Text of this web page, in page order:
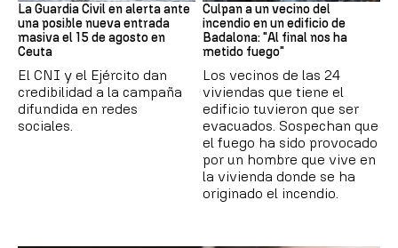
La Guardia Civil en alerta ante
una posible nueva entrada
masiva el 15 de agosto en
Ceuta
El CNI y el Ejército dan
credibilidad a la campaña
difundida en redes
sociales.
Culpan a un vecino del
incendio en un edificio de
Badalona: "Al final nos ha
metido fuego"
Los vecinos de las 24
viviendas que tiene el
edificio tuvieron que ser
evacuados. Sospechan que
el fuego ha sido provocado
por un hombre que vive en
la vivienda donde se ha
originado el incendio.